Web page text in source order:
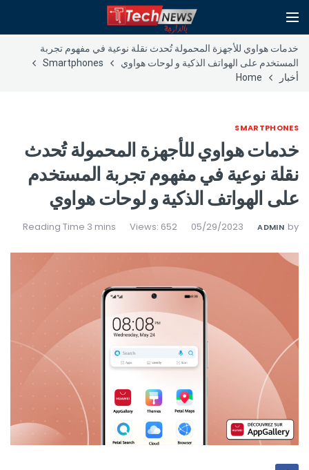
خدمات هواوي للأجهزة المحمولة تُحدث نقلة نوعية في مفهوم تجربة
المستخدم على الهواتف الذكية و لوحات هواوي
Smartphones
أخبار
Home
SMARTPHONES
خدمات هواوي للأجهزة المحمولة تُحدث
نقلة نوعية في مفهوم تجربة المستخدم
على الهواتف الذكية و لوحات هواوي
by
ADMIN
05/29/2023
Views: 652